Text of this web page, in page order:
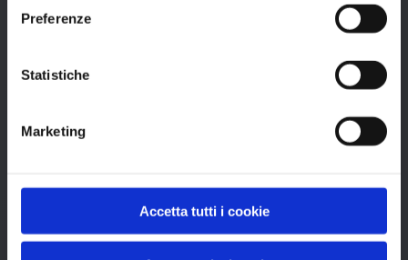
Preferenze
Statistiche
Marketing
Accetta tutti i cookie
Piattaforma
Catalogo CWE